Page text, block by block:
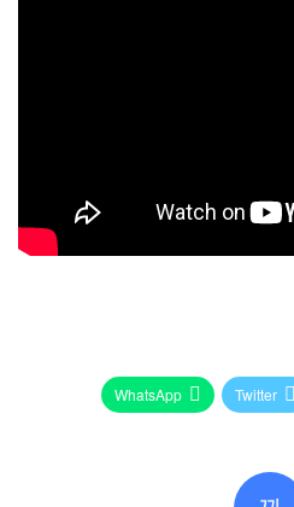
Twitter
WhatsApp